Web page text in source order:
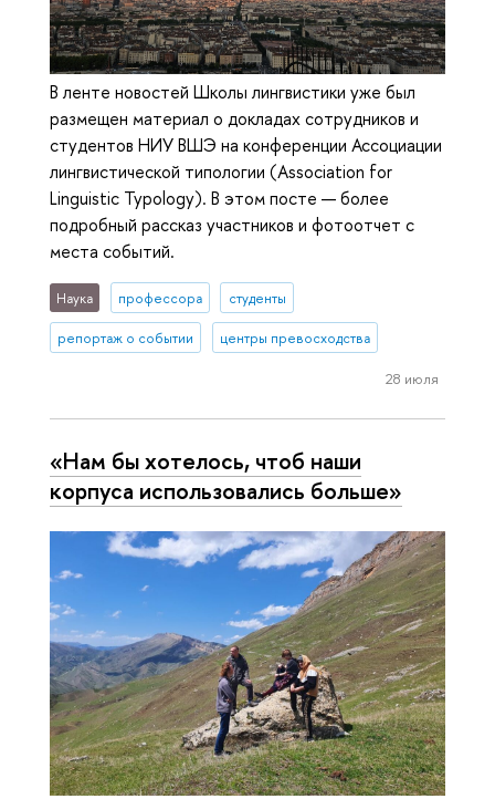
В ленте новостей Школы лингвистики уже был
размещен материал о докладах сотрудников и
студентов НИУ ВШЭ на конференции Ассоциации
лингвистической типологии (Association for
Linguistic Typology). В этом посте — более
подробный рассказ участников и фотоотчет с
места событий.
Наука профессора студенты
репортаж о событии центры превосходства
28 июля
«Нам бы хотелось, чтоб наши
корпуса использовались больше»